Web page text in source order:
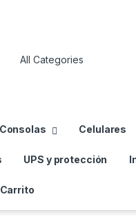
Consolas Celulares
UPS y protección
Carrito